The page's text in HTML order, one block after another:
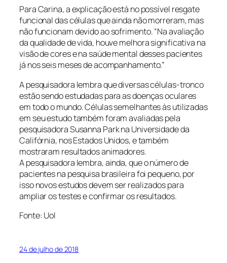
Para Carina, a explicação está no possível resgate
funcional das células que ainda não morreram, mas
não funcionam devido ao sofrimento. “Na avaliação
da qualidade de vida, houve melhora significativa na
visão de cores e na saúde mental desses pacientes
já nos seis meses de acompanhamento.”
A pesquisadora lembra que diversas células-tronco
estão sendo estudadas para as doenças oculares
em todo o mundo. Células semelhantes às utilizadas
em seu estudo também foram avaliadas pela
pesquisadora Susanna Park na Universidade da
Califórnia, nos Estados Unidos, e também
mostraram resultados animadores.
A pesquisadora lembra, ainda, que o número de
pacientes na pesquisa brasileira foi pequeno, por
isso novos estudos devem ser realizados para
ampliar os testes e confirmar os resultados.
Fonte: Uol
24 de julho de 2018